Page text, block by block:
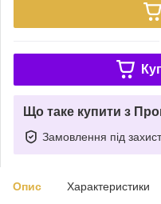
Що таке купити з
Замовлення під
Опис Характеристики